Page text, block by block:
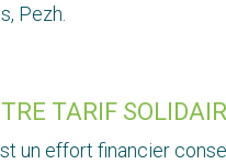
Pezh.
TARIF
un effort financier